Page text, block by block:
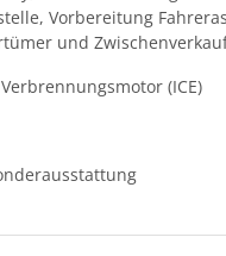
Vorbereitung
und
(ICE)